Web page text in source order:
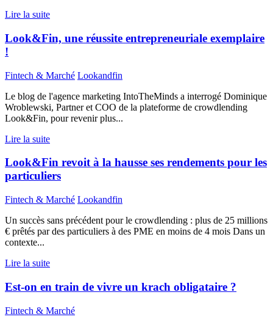
Lire la suite
Look&Fin, une réussite entrepreneuriale exemplaire
!
Fintech & Marché Lookandfin
Le blog de l'agence marketing IntoTheMinds a interrogé Dominique
Wroblewski, Partner et COO de la plateforme de crowdlending
Look&Fin, pour revenir plus...
Lire la suite
Look&Fin revoit à la hausse ses rendements pour les
particuliers
Fintech & Marché Lookandfin
Un succès sans précédent pour le crowdlending : plus de 25 millions
€ prêtés par des particuliers à des PME en moins de 4 mois Dans un
contexte...
Lire la suite
Est-on en train de vivre un krach obligataire ?
Fintech & Marché